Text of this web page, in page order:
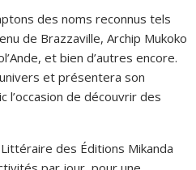
des noms reconnus tels
de Brazzaville, Archip Mukoko
et bien d’autres encore.
et présentera son
l’occasion de découvrir des
des Éditions Mikanda